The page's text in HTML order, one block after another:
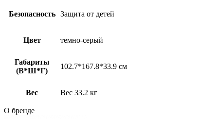
Безопасность Защита от детей
Цвет темно-серый
Габариты
(В*Ш*Г)
102.7*167.8*33.9 см
Вес Вес 33.2 кг
О бренде